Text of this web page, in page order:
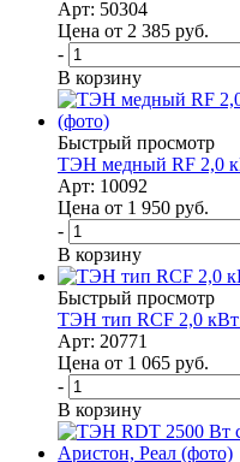
Арт: 50304
Цена от 2 385 руб.
-
В корзину
Быстрый просмотр
ТЭН медный RF 2,0
Арт: 10092
Цена от 1 950 руб.
-
В корзину
Быстрый просмотр
ТЭН тип RCF 2,0
Арт: 20771
Цена от 1 065 руб.
-
В корзину